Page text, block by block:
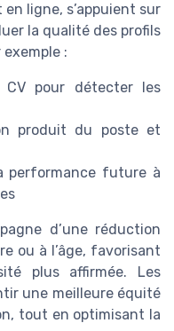
ligne, s’appuient sur
la qualité des profils
:
CV pour détecter les
produit du poste et
performance future à
d’une réduction
ou à l’âge, favorisant
plus affirmée. Les
une meilleure équité
tout en optimisant la